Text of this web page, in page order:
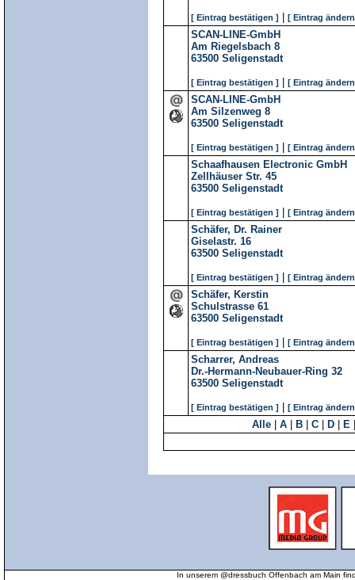
[ Eintrag bestätigen ] [ Eintrag
SCAN-LINE-GmbH
Am Riegelsbach 8
63500 Seligenstadt
[ Eintrag bestätigen ] [ Eintrag
SCAN-LINE-GmbH
Am Silzenweg 8
63500 Seligenstadt
[ Eintrag bestätigen ] [ Eintrag
Schaafhausen Electronic GmbH
Zellhäuser Str. 45
63500 Seligenstadt
[ Eintrag bestätigen ] [ Eintrag
Schäfer, Dr. Rainer
Giselastr. 16
63500 Seligenstadt
[ Eintrag bestätigen ] [ Eintrag
Schäfer, Kerstin
Schulstrasse 61
63500 Seligenstadt
[ Eintrag bestätigen ] [ Eintrag
Scharrer, Andreas
Dr.-Hermann-Neubauer-Ring 32
63500 Seligenstadt
[ Eintrag bestätigen ] [ Eintrag
Alle A B C D E
In unserem @dressbuch Offenbach am Main